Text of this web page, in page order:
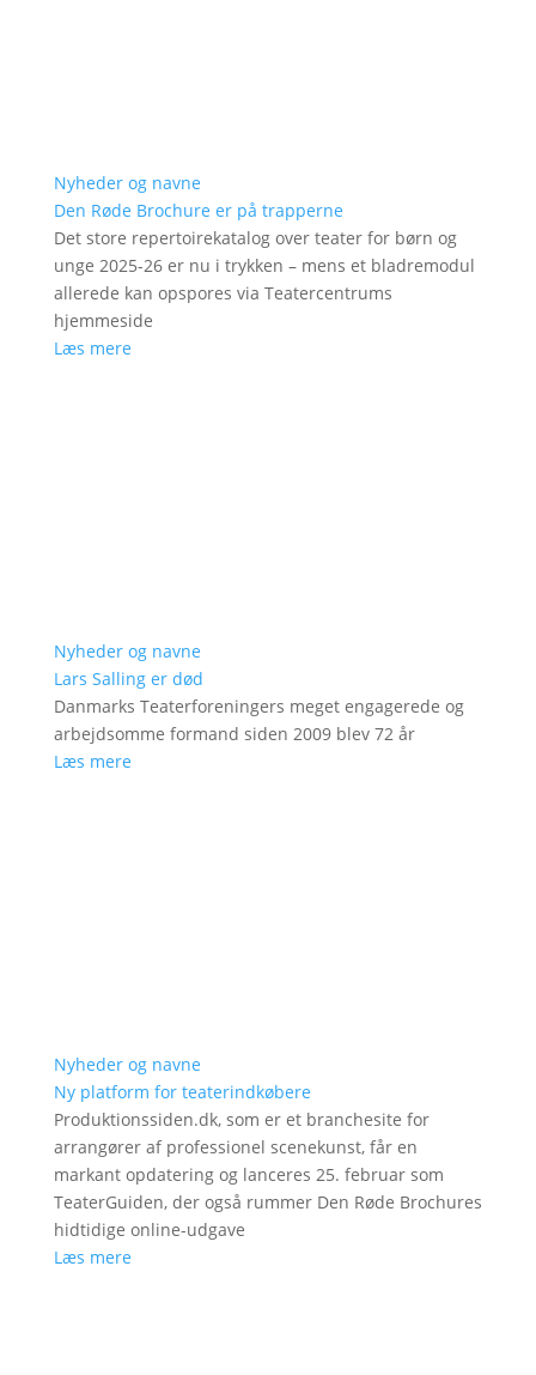
Nyheder og navne
Den Røde Brochure er på trapperne
Det store repertoirekatalog over teater for børn og
unge 2025-26 er nu i trykken – mens et bladremodul
allerede kan opspores via Teatercentrums
hjemmeside
Læs mere
Nyheder og navne
Lars Salling er død
Danmarks Teaterforeningers meget engagerede og
arbejdsomme formand siden 2009 blev 72 år
Læs mere
Nyheder og navne
Ny platform for teaterindkøbere
Produktionssiden.dk, som er et branchesite for
arrangører af professionel scenekunst, får en
markant opdatering og lanceres 25. februar som
TeaterGuiden, der også rummer Den Røde Brochures
hidtidige online-udgave
Læs mere